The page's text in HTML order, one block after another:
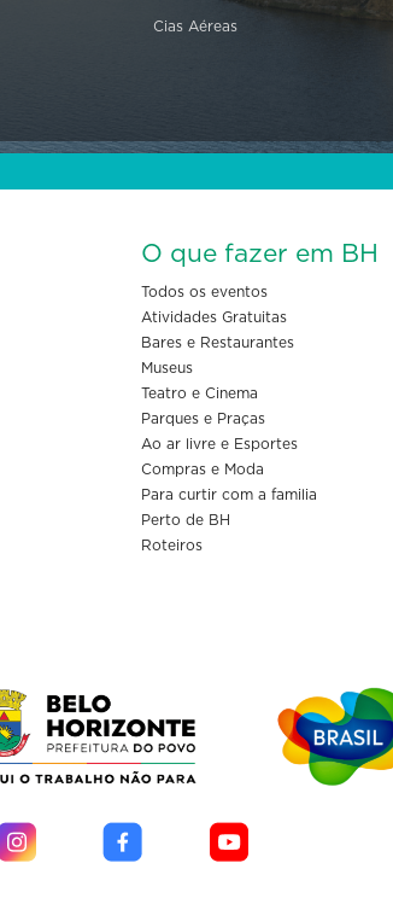
Cias Aéreas
O que fazer em BH
Todos os eventos
Atividades Gratuitas
Bares e Restaurantes
Museus
Teatro e Cinema
Parques e Praças
Ao ar livre e Esportes
Compras e Moda
Para curtir com a familia
Perto de BH
Roteiros